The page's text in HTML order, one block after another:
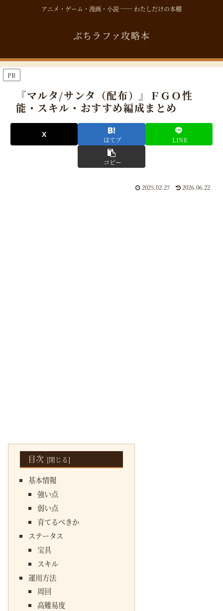
アニメ・ゲーム・漫画・小説 ── わたしだけの本棚
ぷちラファ攻略本
PR
『マルタ/サンタ（配布）』ＦＧＯ性
能・スキル・おすすめ編成まとめ
はてブ LINE
コピー
2025.02.27 2026.06.22
目次
基本情報
強い点
弱い点
育てるべきか
ステータス
宝具
スキル
運用方法
周回
高難易度